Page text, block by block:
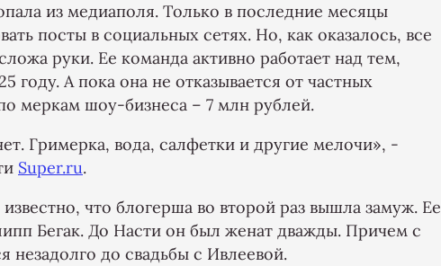
из медиаполя. Только в последние месяцы
посты в социальных сетях. Но, как оказалось, все
руки. Ее команда активно работает над тем,
году. А пока она не отказывается от частных
меркам шоу-бизнеса – 7 млн рублей.
Гримерка, вода, салфетки и другие мелочи», -
Super.ru.
что блогерша во второй раз вышла замуж. Ее
Бегак. До Насти он был женат дважды. Причем с
незадолго до свадьбы с Ивлеевой.